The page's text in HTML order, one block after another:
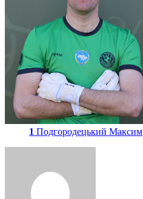
1 Подгородецький Максим